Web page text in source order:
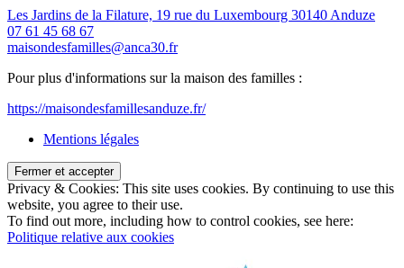
Les Jardins de la Filature, 19 rue du Luxembourg 30140 Anduze
07 61 45 68 67
maisondesfamilles@anca30.fr
Pour plus d'informations sur la maison des familles :
https://maisondesfamillesanduze.fr/
Mentions légales
Privacy & Cookies: This site uses cookies. By continuing to use this
website, you agree to their use.
To find out more, including how to control cookies, see here:
Politique relative aux cookies